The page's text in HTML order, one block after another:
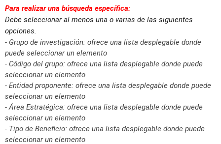
Para realizar una búsqueda específica:
Debe seleccionar al menos una o varias de las siguientes
opciones.
- Grupo de investigación: ofrece una lista desplegable donde
puede seleccionar un elemento
- Código del grupo: ofrece una lista desplegable donde puede
seleccionar un elemento
- Entidad proponente: ofrece una lista desplegable donde puede
seleccionar un elemento
- Área Estratégica: ofrece una lista desplegable donde puede
seleccionar un elemento
- Tipo de Beneficio: ofrece una lista desplegable donde puede
seleccionar un elemento